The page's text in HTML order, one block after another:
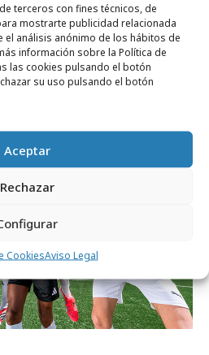
terceros con fines técnicos, de
mostrarte publicidad relacionada
el análisis anónimo de los hábitos de
información sobre la Política de
las cookies pulsando el botón
su uso pulsando el botón
Aceptar
Rechazar
CookiesAviso Legal
suben salarios y
de empleados